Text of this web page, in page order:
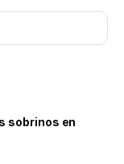
sobrinos en